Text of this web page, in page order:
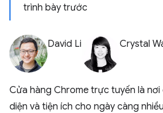
trình bày trước
David Li Crystal
Cửa hàng Chrome trực tuyến là
diện và tiện ích cho ngày càng